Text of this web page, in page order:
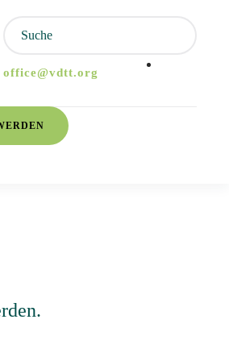
office@vdtt.org